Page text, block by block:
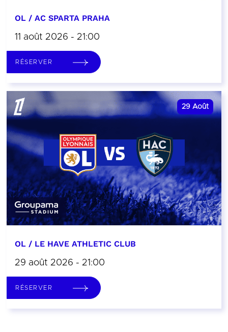
OL / AC SPARTA PRAHA
11 août 2026 - 21:00
RÉSERVER
29 Août
OL / LE HAVE ATHLETIC CLUB
29 août 2026 - 21:00
RÉSERVER